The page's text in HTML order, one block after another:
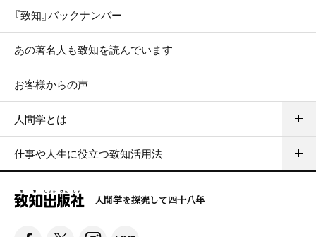
『致知』バックナンバー
あの著名人も致知を読んでいます
お客様からの声
人間学とは
仕事や人生に役立つ致知活用法
人間学を探究して四十八年